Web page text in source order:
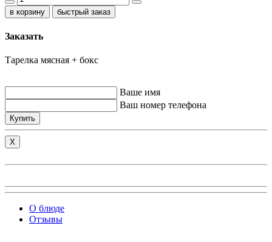
быстрый заказ
Заказать
Тарелка мясная + бокс
Ваше имя
Ваш номер телефона
Купить
X
О блюде
Отзывы